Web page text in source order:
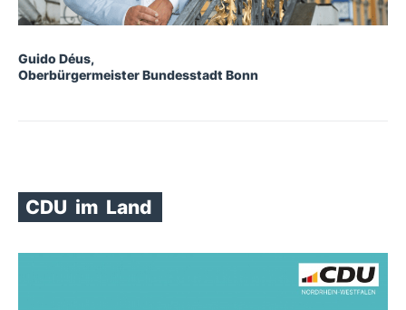
Guido Déus,
Oberbürgermeister Bundesstadt Bonn
CDU im Land